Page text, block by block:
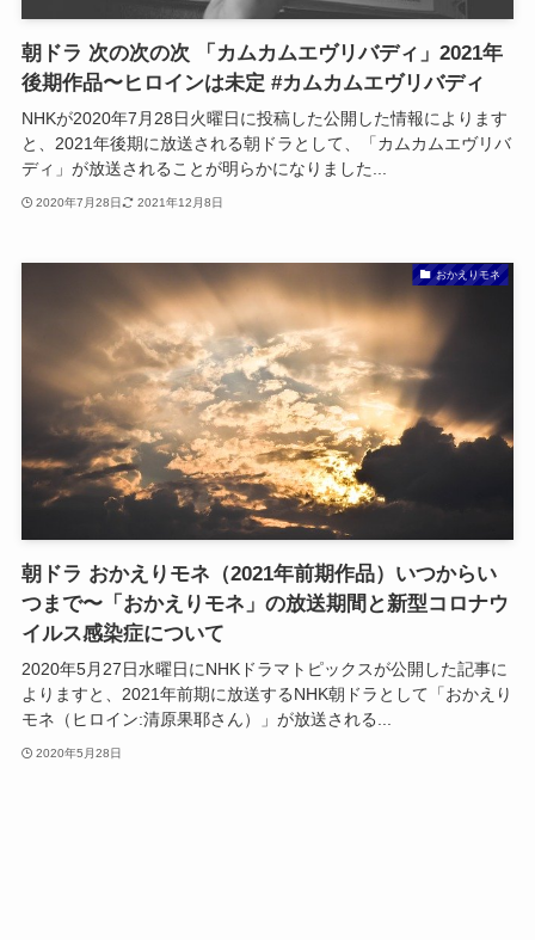
朝ドラ 次の次の次 「カムカムエヴリバディ」2021年
後期作品〜ヒロインは未定 #カムカムエヴリバディ
NHKが2020年7月28日火曜日に投稿した公開した情報によります
と、2021年後期に放送される朝ドラとして、「カムカムエヴリバ
ディ」が放送されることが明らかになりました...
2020年7月28日 2021年12月8日
おかえりモネ
朝ドラ おかえりモネ（2021年前期作品）いつからい
つまで〜「おかえりモネ」の放送期間と新型コロナウ
イルス感染症について
2020年5月27日水曜日にNHKドラマトピックスが公開した記事に
よりますと、2021年前期に放送するNHK朝ドラとして「おかえり
モネ（ヒロイン:清原果耶さん）」が放送される...
2020年5月28日